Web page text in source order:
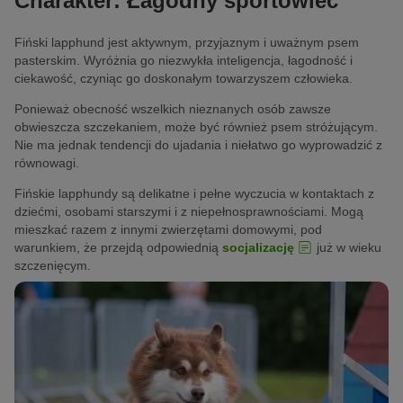
Fiński lapphund jest aktywnym, przyjaznym i uważnym psem
pasterskim. Wyróżnia go niezwykła inteligencja, łagodność i
ciekawość, czyniąc go doskonałym towarzyszem człowieka.
Ponieważ obecność wszelkich nieznanych osób zawsze
obwieszcza szczekaniem, może być również psem stróżującym.
Nie ma jednak tendencji do ujadania i niełatwo go wyprowadzić z
równowagi.
Fińskie lapphundy są delikatne i pełne wyczucia w kontaktach z
dziećmi, osobami starszymi i z niepełnosprawnościami. Mogą
mieszkać razem z innymi zwierzętami domowymi, pod
warunkiem, że przejdą odpowiednią socjalizację
już w wieku
szczenięcym.